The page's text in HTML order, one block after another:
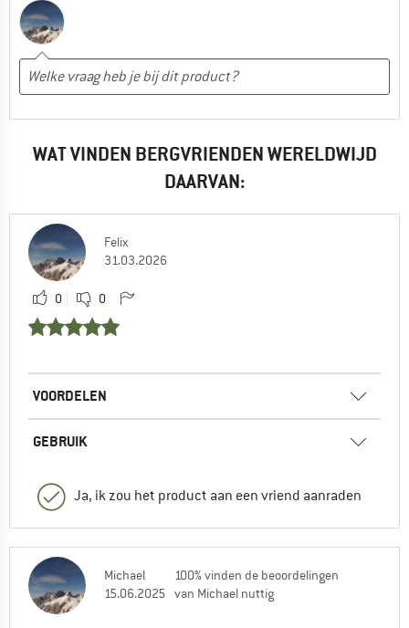
WAT VINDEN BERGVRIENDEN WERELDWIJD
DAARVAN:
Felix
31.03.2026
0 0
VOORDELEN
GEBRUIK
Ja, ik zou het product aan een vriend aanraden
Michael
15.06.2025
100% vinden de beoordelingen
van Michael nuttig